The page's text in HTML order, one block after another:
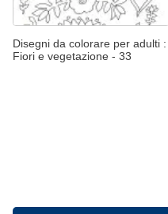
Disegni da colorare per adulti :
Fiori e vegetazione - 33